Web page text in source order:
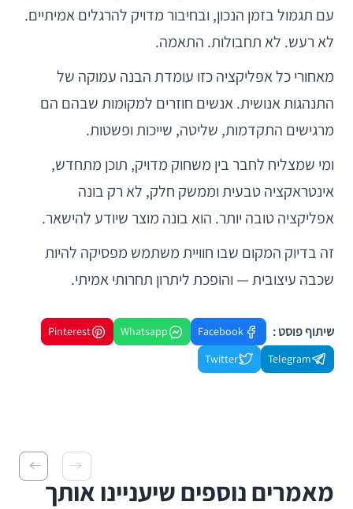
עם תגמול בזמן הנכון, ובחיבור מדויק להרגלים אמיתיים.
לא רעש. לא תחבולות. התאמה.
מאחורי כל אפליקציה כזו עומדת הבנה עמוקה של
התנהגות אנושית. אנשים חוזרים למקומות שבהם הם
מרגישים התקדמות, שליטה, שייכות ופשטות.
ומי שמצליח לחבר בין משחוק מדויק, תוכן מתחדש,
אינטראקציה טבעית וממשק חלק, לא רק בונה
אפליקציה טובה יותר. הוא בונה מוצר שיודע להישאר.
זה בדיוק המקום שבו חוויית משתמש מפסיקה להיות
שכבה עיצובית — והופכת ליתרון תחרותי אמיתי.
שיתוף פוסט : Facebook
Whatsapp
Pinterest
Telegram
Twitter
מאמרים נוספים שיעניינו אותך